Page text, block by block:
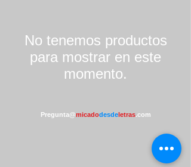
No tenemos productos
para mostrar en este
momento.
Pregunta@micadodesdeletras.com